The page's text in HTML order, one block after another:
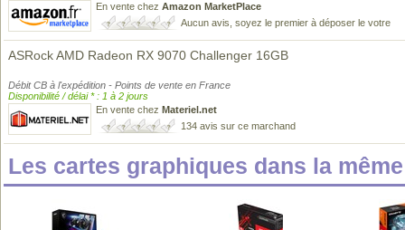
En vente chez Amazon MarketPlace
Aucun avis, soyez le premier à déposer le votre
ASRock AMD Radeon RX 9070 Challenger 16GB
Débit CB à l'expédition - Points de vente en France
Disponibilité / délai * : 1 à 2 jours
En vente chez Materiel.net
134 avis sur ce marchand
Les cartes graphiques dans la